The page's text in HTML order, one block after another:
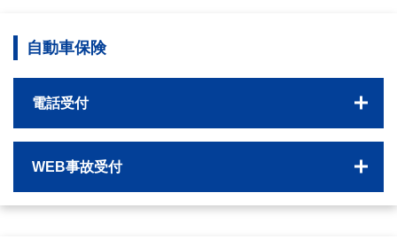
自動車保険
電話受付
WEB事故受付